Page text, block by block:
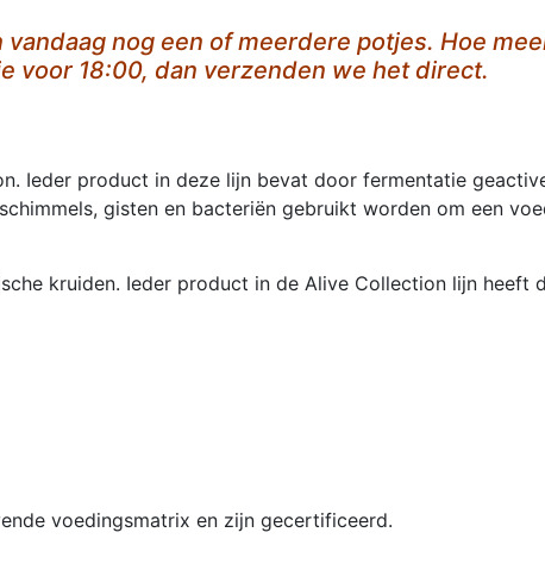
nog een of meerdere potjes. Hoe
voor 18:00, dan verzenden we het direct.
Ieder product in deze lijn bevat door fermentatie
gisten en bacteriën gebruikt worden om een
kruiden. Ieder product in de Alive Collection lijn heeft
voedingsmatrix en zijn gecertificeerd.